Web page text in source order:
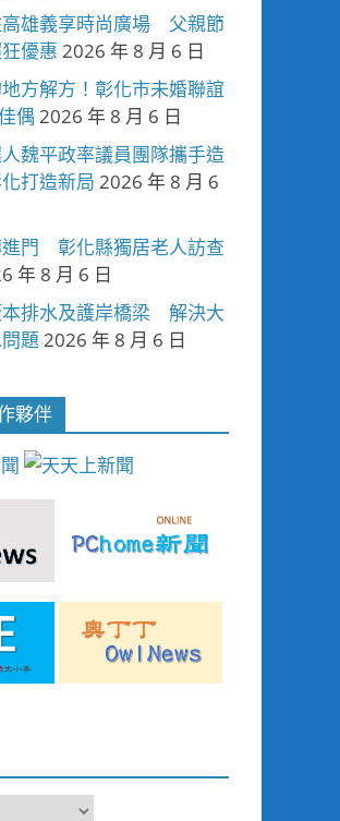
高雄義享時尚廣場 父親節
優惠 2026 年 8 月 6 日
方解方！彰化市未婚聯誼
偶 2026 年 8 月 6 日
魏平政率議員團隊攜手造
打造新局 2026 年 8 月 6
門 彰化縣獨居老人訪查
年 8 月 6 日
排水及護岸橋梁 解決大
題 2026 年 8 月 6 日
夥伴